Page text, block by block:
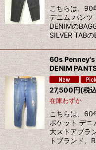
こちらは、90
デニム パンツ
DENIMの
SILVER TAB
60s Penney's
DENIM
27,500円(税
在庫わずか
こちらは、60
ポケット デニ
大ストアブラ
トブランド、